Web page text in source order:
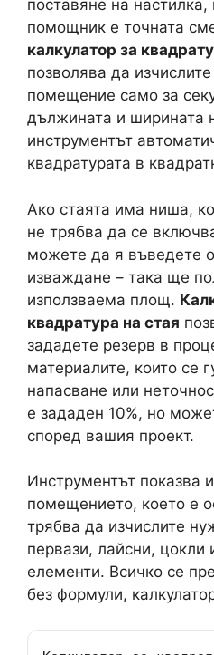
поставяне на
помощник е точната
калкулатор за
позволява да
помещение само за
дължината и ширината
инструментът
квадратурата в
Ако стаята има ниша,
не трябва да се
можете да я въведете
изваждане – така ще
използваема площ.
квадратура на стая
зададете резерв в
материалите, които се
напасване или
е зададен 10%, но
според вашия проект.
Инструментът показва
помещението, което е
трябва да изчислите
первази, лайсни, цокли
елементи. Всичко се
без формули,